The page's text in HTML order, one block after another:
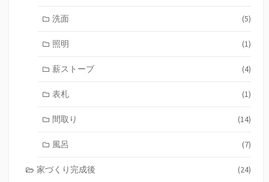
洗面 (5)
照明 (1)
薪ストーブ (4)
表札 (1)
間取り (14)
風呂 (7)
家づくり完成後 (24)